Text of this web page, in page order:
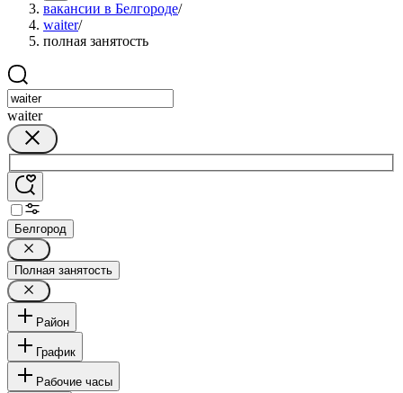
вакансии в Белгороде/
waiter/
полная занятость
waiter
Белгород
Полная занятость
Район
График
Рабочие часы